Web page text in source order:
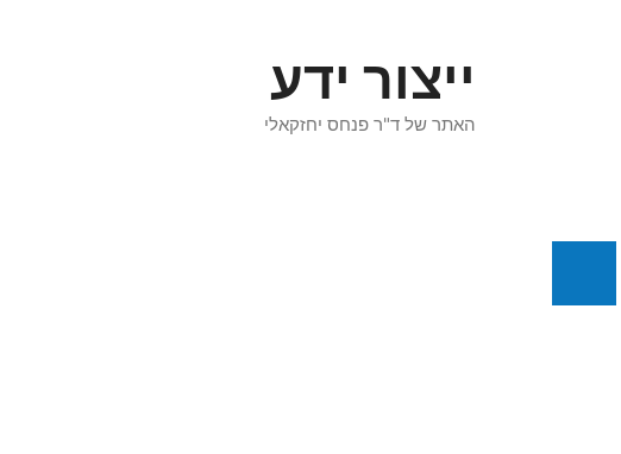
ייצור ידע
האתר של ד"ר פנחס יחזקאלי